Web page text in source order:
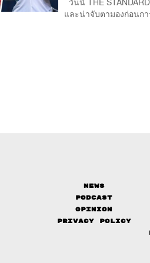
และน่าจับตามองก่อนก
News
Podcast
Opinion
Privacy Policy